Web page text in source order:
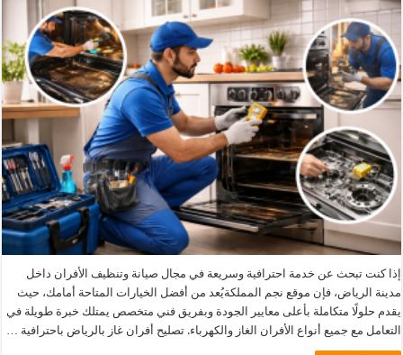
إذا كنت تبحث عن خدمة احترافية وسريعة في مجال صيانة وتنظيف الأفران داخل
مدينة الرياض، فإن موقع نجم المملكةيُعد من أفضل الخيارات المتاحة أمامك، حيث
يقدم حلولًا متكاملة بأعلى معايير الجودة وبفريق فني متخصص يمتلك خبرة طويلة في
التعامل مع جميع أنواع الأفران الغاز والكهرباء. تصليح أفران غاز بالرياض باحترافية …